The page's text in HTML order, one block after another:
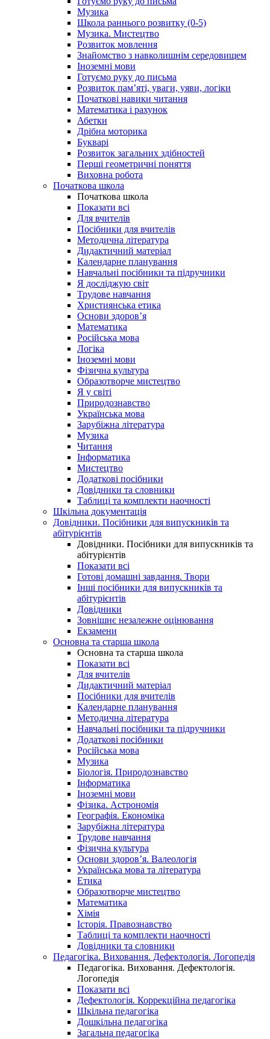
Музика
Школа раннього розвитку (0-5)
Музика. Мистецтво
Розвиток мовлення
Знайомство з навколишнім середовищем
Іноземні мови
Готуємо руку до письма
Розвиток пам’яті, уваги, уяви, логіки
Початкові навики читання
Математика і рахунок
Абетки
Дрібна моторика
Букварі
Розвиток загальних здібностей
Перші геометричні поняття
Виховна робота
Початкова школа
Початкова школа
Показати всі
Для вчителів
Посібники для вчителів
Методична література
Дидактичний матеріал
Календарне планування
Навчальні посібники та підручники
Я досліджую світ
Трудове навчання
Християнська етика
Основи здоров’я
Математика
Російська мова
Логіка
Іноземні мови
Фізична культура
Образотворче мистецтво
Я у світі
Природознавство
Українська мова
Зарубіжна література
Музика
Читання
Інформатика
Мистецтво
Додаткові посібники
Довідники та словники
Таблиці та комплекти наочності
Шкільна документація
Довідники. Посібники для випускників та
абітурієнтів
Довідники. Посібники для випускників та
абітурієнтів
Показати всі
Готові домашні завдання. Твори
Інші посібники для випускників та
абітурієнтів
Довідники
Зовнішнє незалежне оцінювання
Екзамени
Основна та старша школа
Основна та старша школа
Показати всі
Для вчителів
Дидактичний матеріал
Посібники для вчителів
Календарне планування
Методична література
Навчальні посібники та підручники
Додаткові посібники
Російська мова
Музика
Біологія. Природознавство
Інформатика
Іноземні мови
Фізика. Астрономія
Географія. Економіка
Зарубіжна література
Трудове навчання
Фізична культура
Основи здоров’я. Валеологія
Українська мова та література
Етика
Образотворче мистецтво
Математика
Хімія
Історія. Правознавство
Таблиці та комплекти наочності
Довідники та словники
Педагогіка. Виховання. Дефектологія. Логопедія
Педагогіка. Виховання. Дефектологія.
Логопедія
Показати всі
Дефектологія. Коррекційна педагогіка
Шкільна педагогіка
Дошкільна педагогіка
Загальна педагогіка